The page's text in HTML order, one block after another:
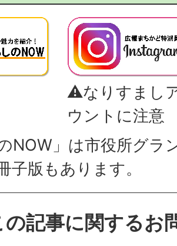
⚠なりすまし
ウントに注意
NOW」は市役所グラ
子版もあります。
の記事に関するお